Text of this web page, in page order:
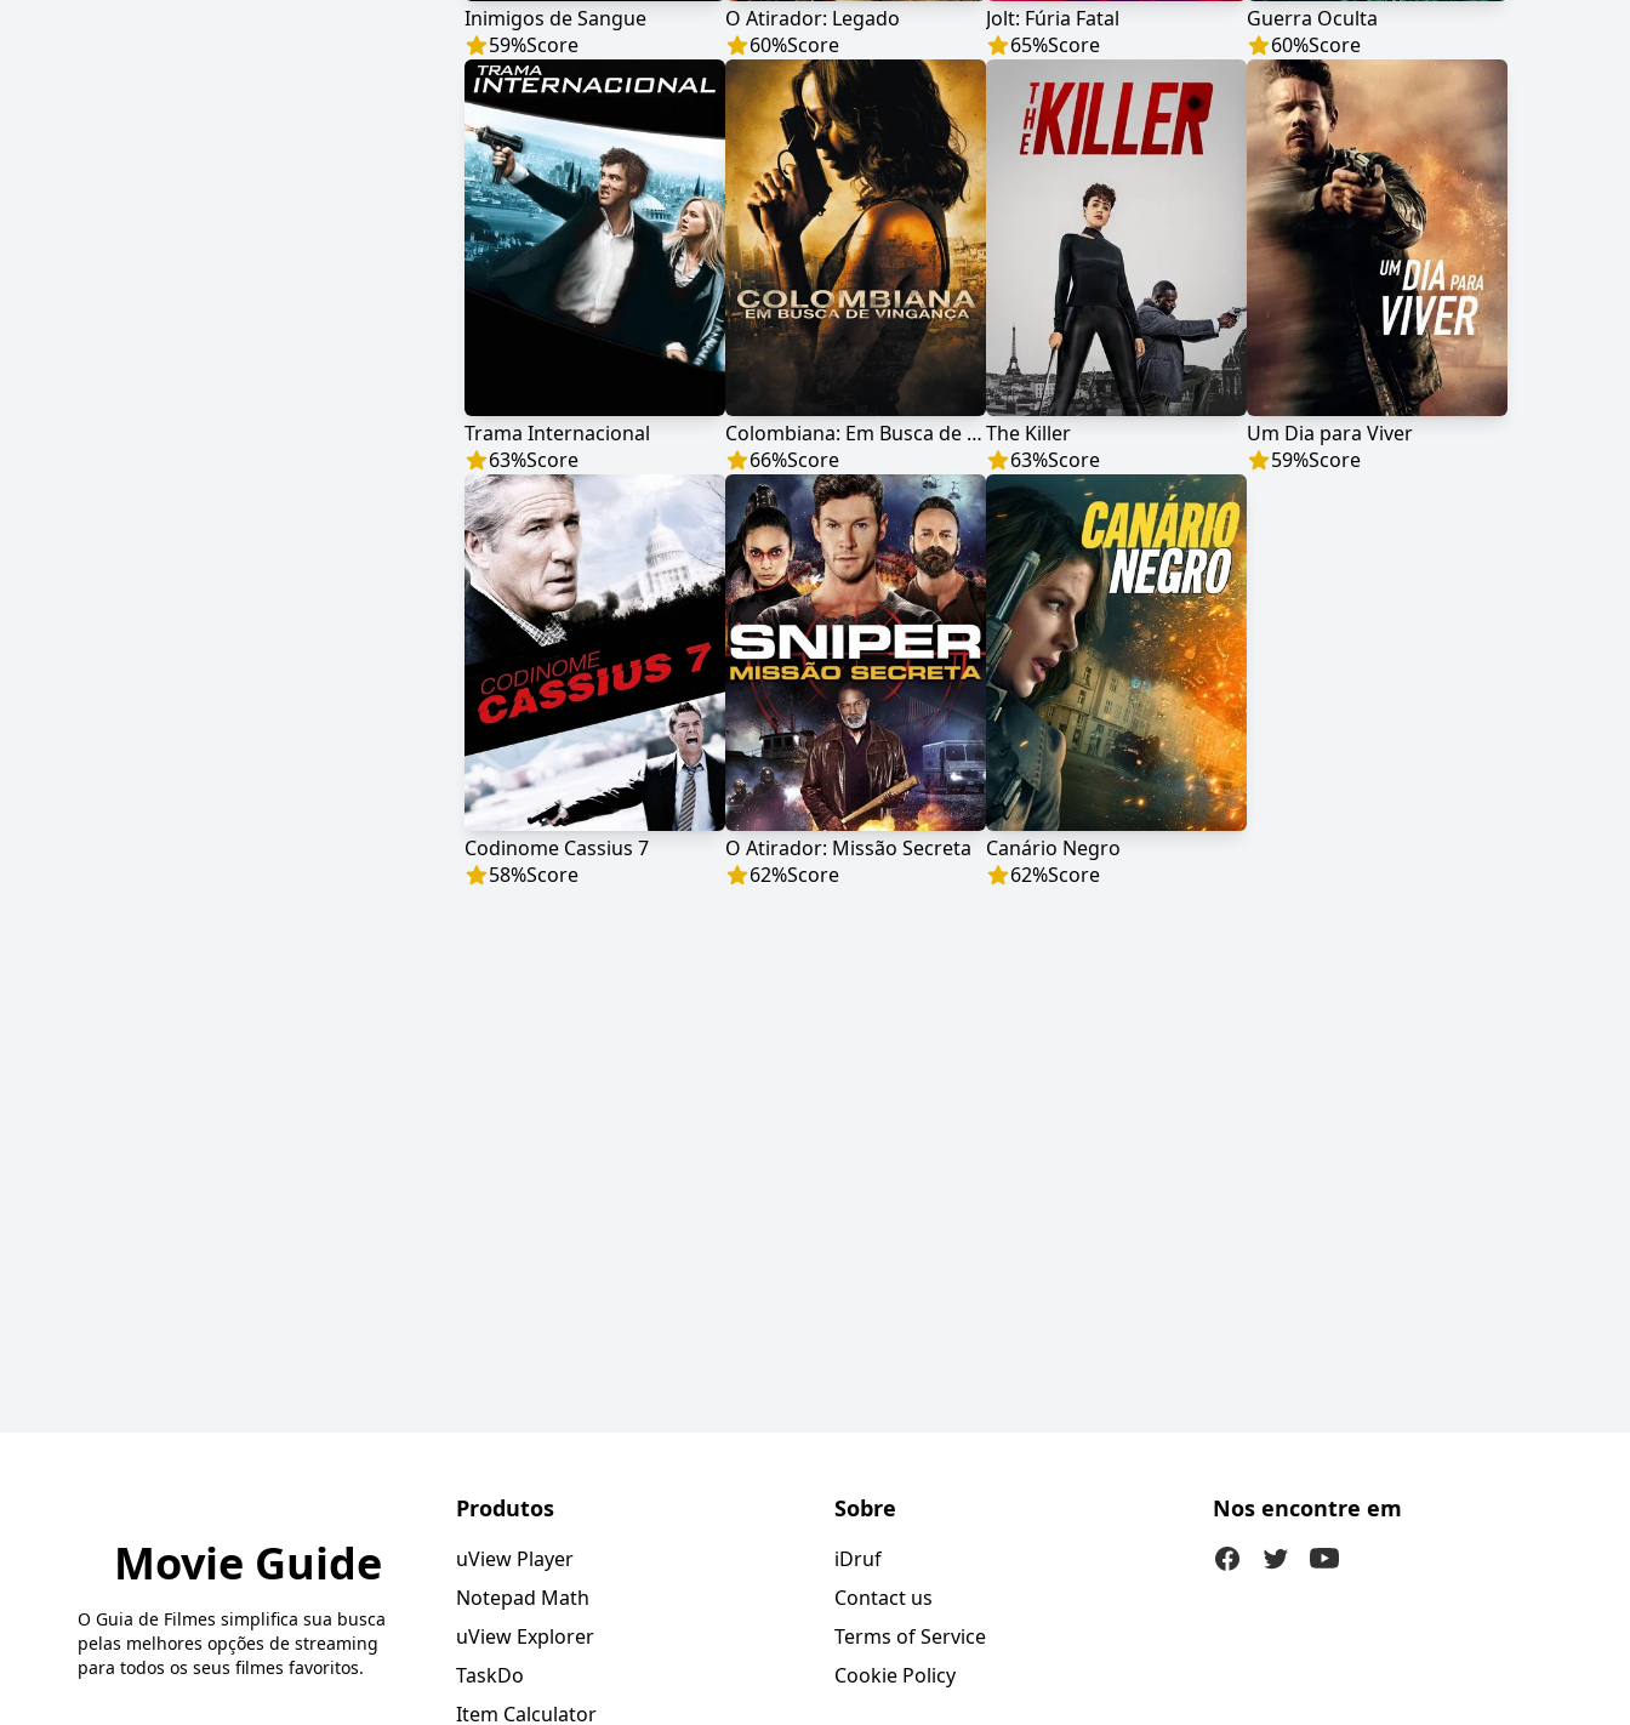
Inimigos de Sangue
59%Score
O Atirador: Legado
60%Score
Jolt: Fúria Fatal
65%Score
Guerra Oculta
60%Score
Trama Internacional
63%Score
Colombiana: Em Busca de Vingança
66%Score
The Killer
63%Score
Um Dia para Viver
59%Score
Codinome Cassius 7
58%Score
O Atirador: Missão Secreta
62%Score
Canário Negro
62%Score
Movie Guide
O Guia de Filmes simplifica sua busca
pelas melhores opções de streaming
para todos os seus filmes favoritos.
Produtos
uView Player
Notepad Math
uView Explorer
TaskDo
Item Calculator
Sobre
iDruf
Contact us
Terms of Service
Cookie Policy
Nos encontre em
FacebookTwitter (X)Youtube